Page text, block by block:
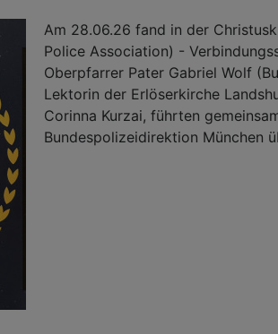
Am 28.06.26 fand in der
Police Association) -
Oberpfarrer Pater Gabriel Wolf
Lektorin der Erlöserkirche
Corinna Kurzai, führten
Bundespolizeidirektion München